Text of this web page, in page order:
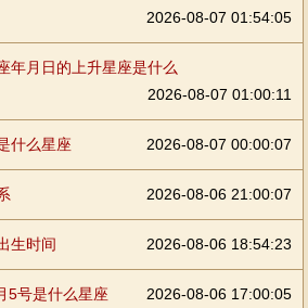
2026-08-07 01:54:05
年月日的上升星座是什么
2026-08-07 01:00:11
什么星座 2026-08-07 00:00:07
2026-08-06 21:00:07
生时间 2026-08-06 18:54:23
5号是什么星座 2026-08-06 17:00:05